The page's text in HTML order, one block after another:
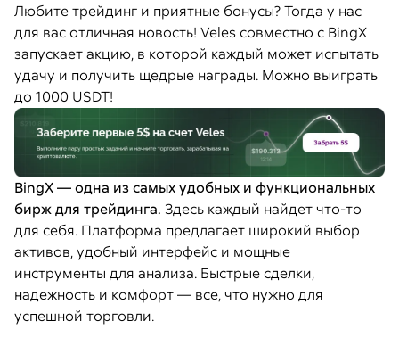
Любите трейдинг и приятные бонусы? Тогда у нас
для вас отличная новость! Veles совместно с BingX
запускает акцию, в которой каждый может испытать
удачу и получить щедрые награды. Можно выиграть
до 1000 USDT!
BingX — одна из самых удобных и функциональных
бирж для трейдинга. Здесь каждый найдет что-то
для себя. Платформа предлагает широкий выбор
активов, удобный интерфейс и мощные
инструменты для анализа. Быстрые сделки,
надежность и комфорт — все, что нужно для
успешной торговли.